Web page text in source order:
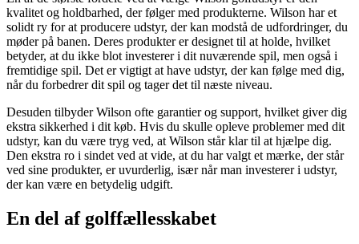
kvalitet og holdbarhed, der følger med produkterne. Wilson har et
solidt ry for at producere udstyr, der kan modstå de udfordringer, du
møder på banen. Deres produkter er designet til at holde, hvilket
betyder, at du ikke blot investerer i dit nuværende spil, men også i
fremtidige spil. Det er vigtigt at have udstyr, der kan følge med dig,
når du forbedrer dit spil og tager det til næste niveau.
Desuden tilbyder Wilson ofte garantier og support, hvilket giver dig
ekstra sikkerhed i dit køb. Hvis du skulle opleve problemer med dit
udstyr, kan du være tryg ved, at Wilson står klar til at hjælpe dig.
Den ekstra ro i sindet ved at vide, at du har valgt et mærke, der står
ved sine produkter, er uvurderlig, især når man investerer i udstyr,
der kan være en betydelig udgift.
En del af golffællesskabet